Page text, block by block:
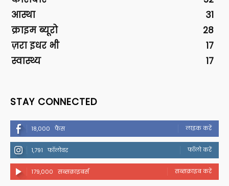
आस्था
31
क्राइम ब्यूरो
28
ज़रा इधर भी
17
स्वास्थ्य
17
STAY CONNECTED
18,000 फैंस लाइक करें
1,791 फॉलोवर फॉलो करें
179,000 सब्सक्राइबर्स सब्सक्राइब करें